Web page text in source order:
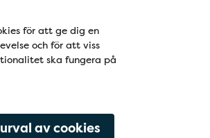
för att ge dig en
och för att viss
ska fungera på
av cookies